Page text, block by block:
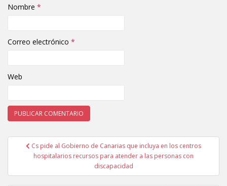
Nombre *
Correo electrónico *
Web
Navegación de entradas
Cs pide al Gobierno de Canarias que incluya en los centros
hospitalarios recursos para atender a las personas con
discapacidad